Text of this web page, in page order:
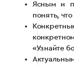
Ясным и
понять,
«Узнайте